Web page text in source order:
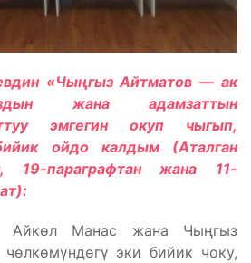
«Чыңгыз Айтматов — ак
жана адамзаттын
эмгегин окуп чыгып,
ойдо калдым (Аталган
19-параграфтан жана 11-
Айкөл Манас жана Чыңгыз
эки бийик чоку,